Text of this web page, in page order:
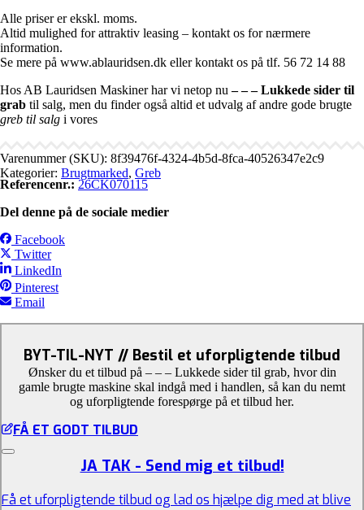
Alle priser er ekskl. moms.
Altid mulighed for attraktiv leasing – kontakt os for nærmere
information.
Se mere på www.ablauridsen.dk eller kontakt os på tlf. 56 72 14 88
Hos AB Lauridsen Maskiner har vi netop nu– – – Lukkede sider til
grab til salg, men du finder også altid et udvalg af andre gode brugte
greb til salg i vores
Varenummer (SKU): 8f39476f-4324-4b5d-8fca-40526347e2c9
Kategorier: Brugtmarked, Greb
Referencenr.: 26CK070115
Del denne på de sociale medier
Facebook
Twitter
LinkedIn
Pinterest
Email
BYT-TIL-NYT // Bestil et uforpligtende tilbud
Ønsker du et tilbud på – – – Lukkede sider til grab, hvor din
gamle brugte maskine skal indgå med i handlen, så kan du nemt
og uforpligtende forespørge på et tilbud her.
FÅ ET GODT TILBUD
JA TAK - Send mig et tilbud!
Få et uforpligtende tilbud og lad os hjælpe dig med at blive